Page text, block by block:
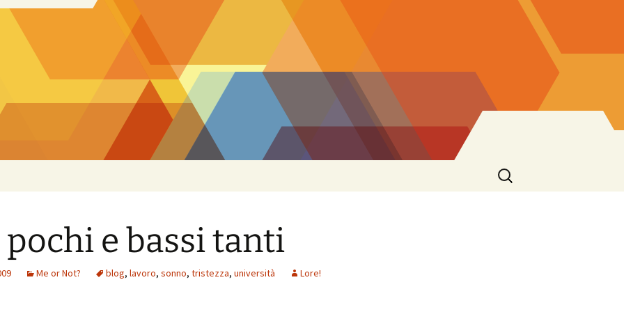
Ricerca
per:
e bassi tanti
Me or Not? blog, lavoro, sonno, tristezza, università Lore!